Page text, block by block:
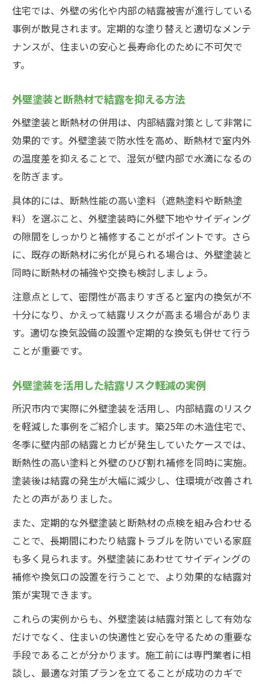
住宅では、外壁の劣化や内部の結露被害が進行している
事例が散見されます。定期的な塗り替えと適切なメンテ
ナンスが、住まいの安心と長寿命化のために不可欠で
す。
外壁塗装と断熱材で結露を抑える方法
外壁塗装と断熱材の併用は、内部結露対策として非常に
効果的です。外壁塗装で防水性を高め、断熱材で室内外
の温度差を抑えることで、湿気が壁内部で水滴になるの
を防ぎます。
具体的には、断熱性能の高い塗料（遮熱塗料や断熱塗
料）を選ぶこと、外壁塗装時に外壁下地やサイディング
の隙間をしっかりと補修することがポイントです。さら
に、既存の断熱材に劣化が見られる場合は、外壁塗装と
同時に断熱材の補強や交換も検討しましょう。
注意点として、密閉性が高まりすぎると室内の換気が不
十分になり、かえって結露リスクが高まる場合がありま
す。適切な換気設備の設置や定期的な換気も併せて行う
ことが重要です。
外壁塗装を活用した結露リスク軽減の実例
所沢市内で実際に外壁塗装を活用し、内部結露のリスク
を軽減した事例をご紹介します。築25年の木造住宅で、
冬季に壁内部の結露とカビが発生していたケースでは、
断熱性の高い塗料と外壁のひび割れ補修を同時に実施。
塗装後は結露の発生が大幅に減少し、住環境が改善され
たとの声がありました。
また、定期的な外壁塗装と断熱材の点検を組み合わせる
ことで、長期間にわたり結露トラブルを防いでいる家庭
も多く見られます。外壁塗装にあわせてサイディングの
補修や換気口の設置を行うことで、より効果的な結露対
策が実現できます。
これらの実例からも、外壁塗装は結露対策として有効な
だけでなく、住まいの快適性と安心を守るための重要な
手段であることが分かります。施工前には専門業者に相
談し、最適な対策プランを立てることが成功のカギで